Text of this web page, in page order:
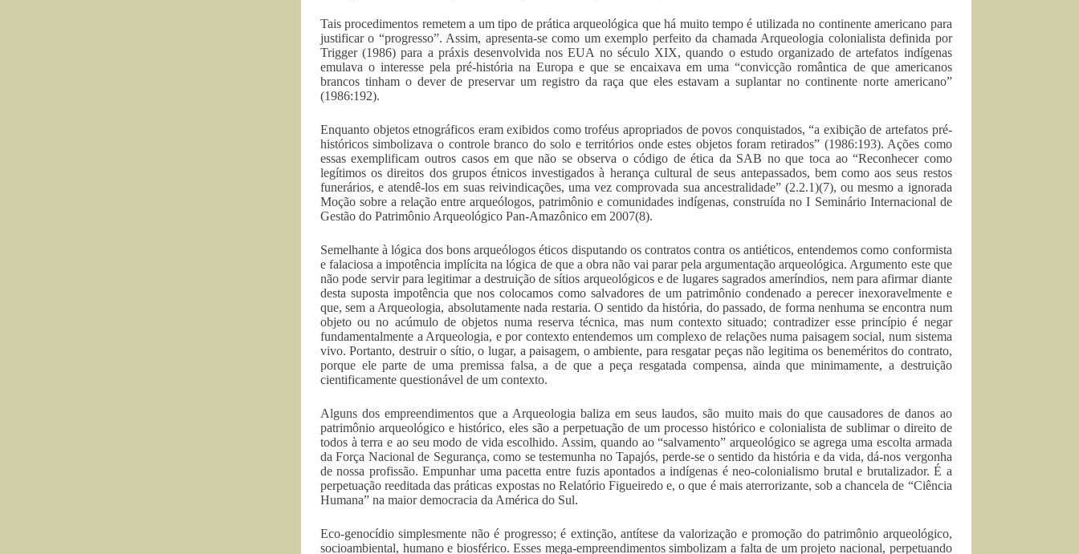
Tais procedimentos remetem a um tipo de prática arqueológica que há muito tempo é utilizada no continente americano para
justificar o “progresso”. Assim, apresenta-se como um exemplo perfeito da chamada Arqueologia colonialista definida por
Trigger (1986) para a práxis desenvolvida nos EUA no século XIX, quando o estudo organizado de artefatos indígenas
emulava o interesse pela pré-história na Europa e que se encaixava em uma “convicção romântica de que americanos
brancos tinham o dever de preservar um registro da raça que eles estavam a suplantar no continente norte americano”
(1986:192).
Enquanto objetos etnográficos eram exibidos como troféus apropriados de povos conquistados, “a exibição de artefatos pré-
históricos simbolizava o controle branco do solo e territórios onde estes objetos foram retirados” (1986:193). Ações como
essas exemplificam outros casos em que não se observa o código de ética da SAB no que toca ao “Reconhecer como
legítimos os direitos dos grupos étnicos investigados à herança cultural de seus antepassados, bem como aos seus restos
funerários, e atendê-los em suas reivindicações, uma vez comprovada sua ancestralidade” (2.2.1)(7), ou mesmo a ignorada
Moção sobre a relação entre arqueólogos, patrimônio e comunidades indígenas, construída no I Seminário Internacional de
Gestão do Patrimônio Arqueológico Pan-Amazônico em 2007(8).
Semelhante à lógica dos bons arqueólogos éticos disputando os contratos contra os antiéticos, entendemos como conformista
e falaciosa a impotência implícita na lógica de que a obra não vai parar pela argumentação arqueológica. Argumento este que
não pode servir para legitimar a destruição de sítios arqueológicos e de lugares sagrados ameríndios, nem para afirmar diante
desta suposta impotência que nos colocamos como salvadores de um patrimônio condenado a perecer inexoravelmente e
que, sem a Arqueologia, absolutamente nada restaria. O sentido da história, do passado, de forma nenhuma se encontra num
objeto ou no acúmulo de objetos numa reserva técnica, mas num contexto situado; contradizer esse princípio é negar
fundamentalmente a Arqueologia, e por contexto entendemos um complexo de relações numa paisagem social, num sistema
vivo. Portanto, destruir o sítio, o lugar, a paisagem, o ambiente, para resgatar peças não legitima os beneméritos do contrato,
porque ele parte de uma premissa falsa, a de que a peça resgatada compensa, ainda que minimamente, a destruição
cientificamente questionável de um contexto.
Alguns dos empreendimentos que a Arqueologia baliza em seus laudos, são muito mais do que causadores de danos ao
patrimônio arqueológico e histórico, eles são a perpetuação de um processo histórico e colonialista de sublimar o direito de
todos à terra e ao seu modo de vida escolhido. Assim, quando ao “salvamento” arqueológico se agrega uma escolta armada
da Força Nacional de Segurança, como se testemunha no Tapajós, perde-se o sentido da história e da vida, dá-nos vergonha
de nossa profissão. Empunhar uma pacetta entre fuzis apontados a indígenas é neo-colonialismo brutal e brutalizador. É a
perpetuação reeditada das práticas expostas no Relatório Figueiredo e, o que é mais aterrorizante, sob a chancela de “Ciência
Humana” na maior democracia da América do Sul.
Eco-genocídio simplesmente não é progresso; é extinção, antítese da valorização e promoção do patrimônio arqueológico,
socioambiental, humano e biosférico. Esses mega-empreendimentos simbolizam a falta de um projeto nacional, perpetuando